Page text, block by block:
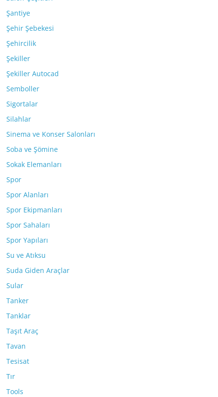
Şantiye
Şehir Şebekesi
Şehircilik
Şekiller
Şekiller Autocad
Semboller
Sigortalar
Silahlar
Sinema ve Konser Salonları
Soba ve Şömine
Sokak Elemanları
Spor
Spor Alanları
Spor Ekipmanları
Spor Sahaları
Spor Yapıları
Su ve Atıksu
Suda Giden Araçlar
Sular
Tanker
Tanklar
Taşıt Araç
Tavan
Tesisat
Tır
Tools